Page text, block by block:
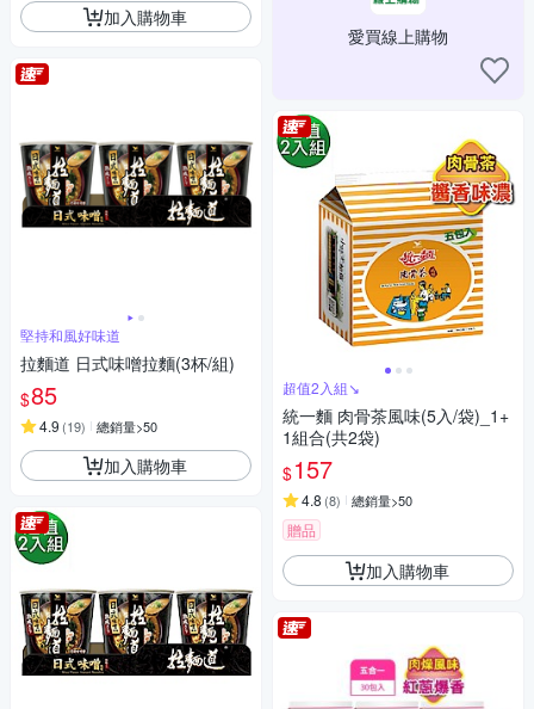
加入購物車
堅持和風好味道
拉麵道 日式味噌拉麵(3杯/組)
$85
4.9 (19) 總銷量>50
加入購物車
愛買線上購物
超值2入組↘︎
統一麵 肉骨茶風味(5入/袋)_1+
1組合(共2袋)
$157
4.8 (8) 總銷量>50
贈品
加入購物車